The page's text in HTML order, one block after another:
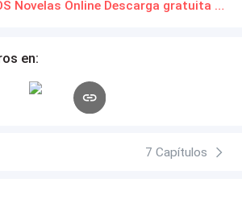
MIS TRES ABUELOS Novelas Online Descarga gratuita de PDF
en:
7 Capítulos